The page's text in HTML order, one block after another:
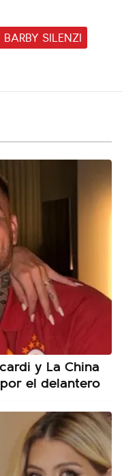
BARBY SILENZI
y La China
el delantero